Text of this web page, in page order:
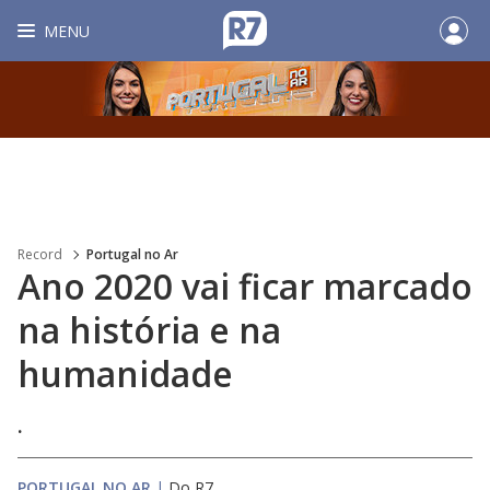
MENU
Record Portugal no Ar
Ano 2020 vai ficar marcado
na história e na
humanidade
.